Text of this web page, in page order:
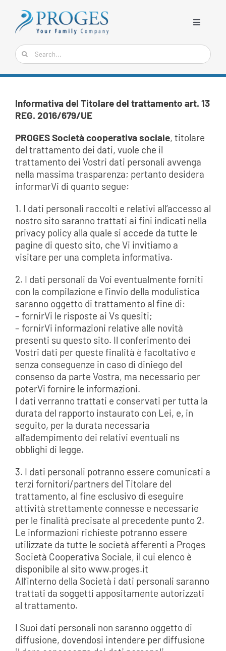
contenuto
Toggle
HOME
SERVIZI
PROGETTI SPECIALI
RESPONSABILITA’ SOCIALE
NEWS
COMUNICAZIONE
AREA SOCI
LAVORA CON NOI
Cerca
per:
Informativa del Titolare del trattamento art. 13
REG. 2016/679/UE
PROGES Società cooperativa sociale, titolare
del trattamento dei dati, vuole che il
trattamento dei Vostri dati personali avvenga
nella massima trasparenza; pertanto desidera
informarVi di quanto segue:
1. I dati personali raccolti e relativi all’accesso al
nostro sito saranno trattati ai fini indicati nella
privacy policy alla quale si accede da tutte le
pagine di questo sito, che Vi invitiamo a
visitare per una completa informativa.
2. I dati personali da Voi eventualmente forniti
con la compilazione e l’invio della modulistica
saranno oggetto di trattamento al fine di:
– fornirVi le risposte ai Vs quesiti;
– fornirVi informazioni relative alle novità
presenti su questo sito. Il conferimento dei
Vostri dati per queste finalità è facoltativo e
senza conseguenze in caso di diniego del
consenso da parte Vostra, ma necessario per
poterVi fornire le informazioni.
I dati verranno trattati e conservati per tutta la
durata del rapporto instaurato con Lei, e, in
seguito, per la durata necessaria
all’adempimento dei relativi eventuali ns
obblighi di legge.
3. I dati personali potranno essere comunicati a
terzi fornitori/partners del Titolare del
trattamento, al fine esclusivo di eseguire
attività strettamente connesse e necessarie
per le finalità precisate al precedente punto 2.
Le informazioni richieste potranno essere
utilizzate da tutte le società afferenti a Proges
Società Cooperativa Sociale, il cui elenco è
disponibile al sito www.proges.it
All’interno della Società i dati personali saranno
trattati da soggetti appositamente autorizzati
al trattamento.
I Suoi dati personali non saranno oggetto di
diffusione, dovendosi intendere per diffusione